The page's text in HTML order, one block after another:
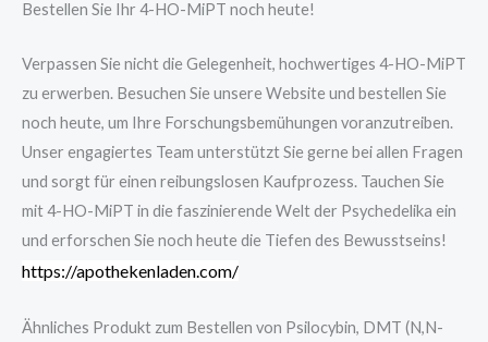
Bestellen Sie Ihr 4-HO-MiPT noch heute!
Verpassen Sie nicht die Gelegenheit, hochwertiges 4-HO-MiPT
zu erwerben. Besuchen Sie unsere Website und bestellen Sie
noch heute, um Ihre Forschungsbemühungen voranzutreiben.
Unser engagiertes Team unterstützt Sie gerne bei allen Fragen
und sorgt für einen reibungslosen Kaufprozess. Tauchen Sie
mit 4-HO-MiPT in die faszinierende Welt der Psychedelika ein
und erforschen Sie noch heute die Tiefen des Bewusstseins!
https://apothekenladen.com/
Ähnliches Produkt zum Bestellen von Psilocybin, DMT (N,N-